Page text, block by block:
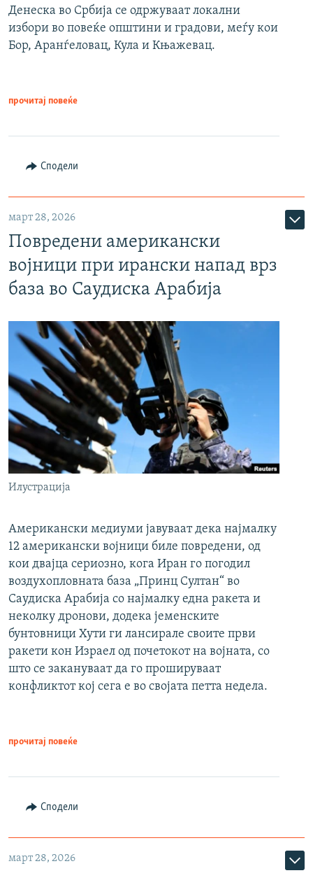
Денеска во Србија се одржуваат локални
избори во повеќе општини и градови, меѓу кои
Бор, Аранѓеловац, Кула и Књажевац.
прочитај повеќе
Сподели
март 28, 2026
Повредени американски
војници при ирански напад врз
база во Саудиска Арабија
Илустрација
Американски медиуми јавуваат дека најмалку
12 американски војници биле повредени, од
кои двајца сериозно, кога Иран го погодил
воздухопловната база „Принц Султан“ во
Саудиска Арабија со најмалку една ракета и
неколку дронови, додека јеменските
бунтовници Хути ги лансирале своите први
ракети кон Израел од почетокот на војната, со
што се закануваат да го прошируваат
конфликтот кој сега е во својата петта недела.
прочитај повеќе
Сподели
март 28, 2026